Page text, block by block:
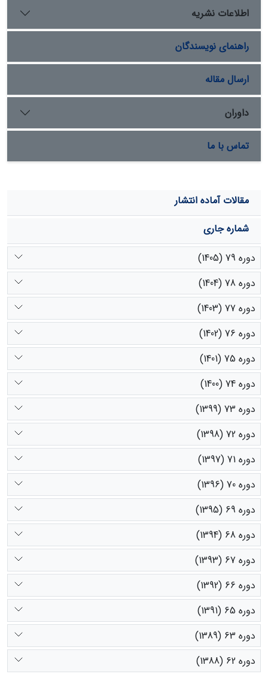
هدایت الکتریکی عصارۀ اشباع، شیب پیشانی، درصد پوشش
گیاهی و نسبت جذبی سدیم می­باشد. توصیه می­شود در
کاهش گسترش طولی خندق­ها و تولید رسوب، به کنترل
فرسایش در پیشانی آن­ها توجه بیشتری شود. همچنین اصلاح
خاک­های این منطقه به کمک اصلاح­کننده­ها واحیایپوشش
گیاهی سازگار و افزایش مادۀ آلی خاک، در اولویت اقدامات
مؤثر در کنترل گسترش طولی خندق­ها قرار گیرد.
اطلاعات نشریه
راهنمای نویسندگان
ارسال مقاله
داوران
تماس با ما
مقالات آماده انتشار
شماره جاری
دوره 79 (1405)
دوره 78 (1404)
دوره 77 (1403)
دوره 76 (1402)
دوره 75 (1401)
دوره 74 (1400)
دوره 73 (1399)
دوره 72 (1398)
دوره 71 (1397)
دوره 70 (1396)
دوره 69 (1395)
دوره 68 (1394)
دوره 67 (1393)
دوره 66 (1392)
دوره 65 (1391)
دوره 63 (1389)
دوره 62 (1388)